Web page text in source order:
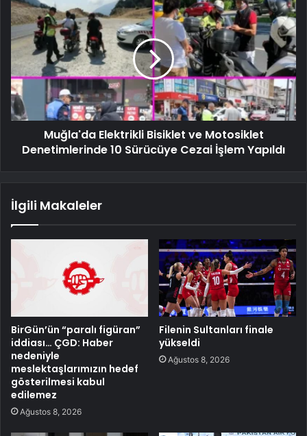
Muğla'da Elektrikli Bisiklet ve Motosiklet
Denetimlerinde 10 Sürücüye Cezai İşlem Yapıldı
İlgili Makaleler
BirGün’ün “paralı figüran”
iddiası… ÇGD: Haber
nedeniyle
meslektaşlarımızın hedef
gösterilmesi kabul
edilemez
Ağustos 8, 2026
Filenin Sultanları finale
yükseldi
Ağustos 8, 2026